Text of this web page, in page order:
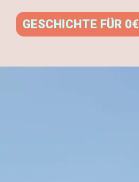
GESCHICHTE FÜR 0€